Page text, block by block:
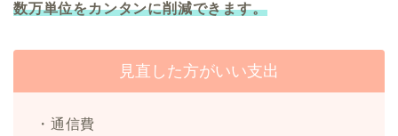
数万単位をカンタンに削減できます。
見直した方がいい支出
・通信費